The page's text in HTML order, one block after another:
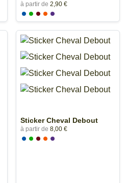
à partir de 2,90 €
Sticker Cheval Debout
à partir de 8,00 €